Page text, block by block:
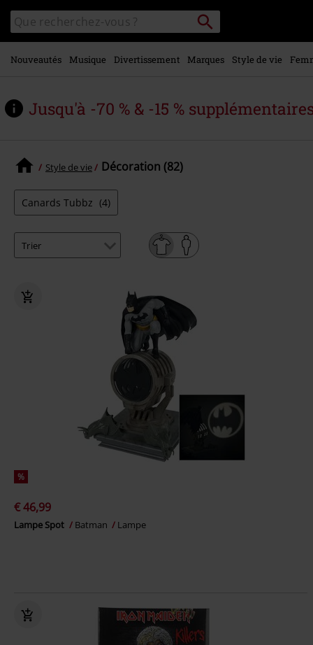
contenu
principal
Rechercher
sur
le
catalogue
Rechercher
Nouveautés Musique Divertissement Marques Style de vie
Jusqu'à -70 % & -15 %
Style de vie Décoration (82)
Canards Tubbz (4)
%
€ 46,99
Lampe Spot Batman Lampe